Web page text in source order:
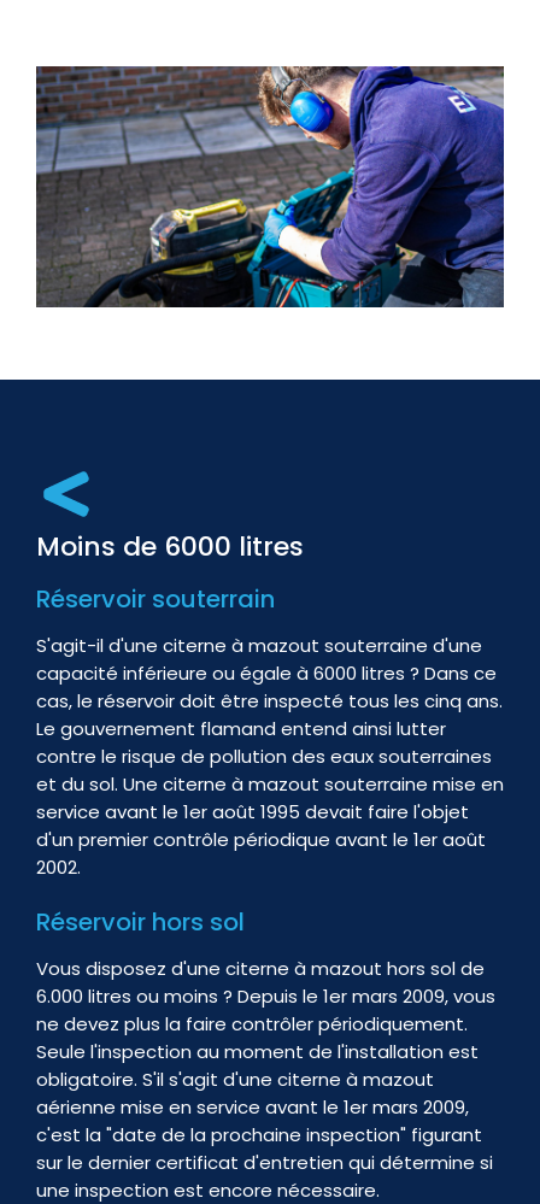
Moins de 6000 litres
Réservoir souterrain
S'agit-il d'une citerne à mazout souterraine d'une
capacité inférieure ou égale à 6000 litres ? Dans ce
cas, le réservoir doit être inspecté tous les cinq ans.
Le gouvernement flamand entend ainsi lutter
contre le risque de pollution des eaux souterraines
et du sol. Une citerne à mazout souterraine mise en
service avant le 1er août 1995 devait faire l'objet
d'un premier contrôle périodique avant le 1er août
2002.
Réservoir hors sol
Vous disposez d'une citerne à mazout hors sol de
6.000 litres ou moins ? Depuis le 1er mars 2009, vous
ne devez plus la faire contrôler périodiquement.
Seule l'inspection au moment de l'installation est
obligatoire. S'il s'agit d'une citerne à mazout
aérienne mise en service avant le 1er mars 2009,
c'est la "date de la prochaine inspection" figurant
sur le dernier certificat d'entretien qui détermine si
une inspection est encore nécessaire.